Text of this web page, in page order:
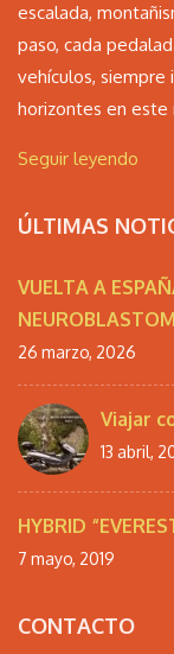
escalada,
paso, cada
vehículos, siempre
horizontes en
Seguir leyendo
ÚLTIMAS
VUELTA A
26 marzo, 2026
Viajar
13 abril,
HYBRID
7 mayo, 2019
CONTACTO